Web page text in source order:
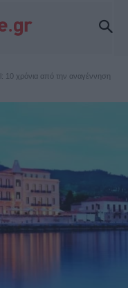
10 χρόνια από την αναγέννηση